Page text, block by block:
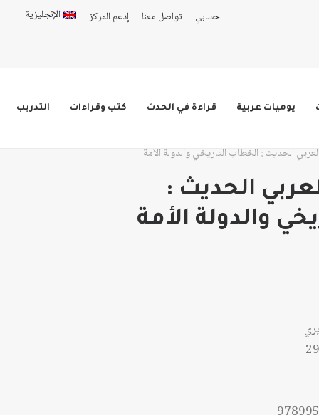
حسابي تواصل معنا إدعم المركز الإنجليزية
يوميات عربية قراءة في الحدث كتب وقراءات التدريب
الحديث : الخطاب التاريخي والدولة الأمة
الحديث :
والدولة الأمة